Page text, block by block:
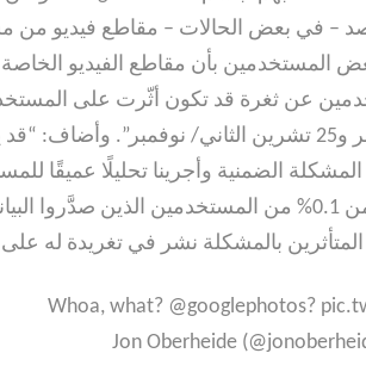
– في بعض الحالات – مقاطع فيديو من
المستخدمين بأن مقاطع الفيديو
21 تشرين الثاني/ نوفمبر و25 تشرين الثاني/
المشكلة الضمنية وأجرينا تحليلًا
وقالت جوجل: إن أقل من 0.1% من المستخدمين
بالمشكلة نشر في تغريدة له
Whoa, what? @googlephotos?